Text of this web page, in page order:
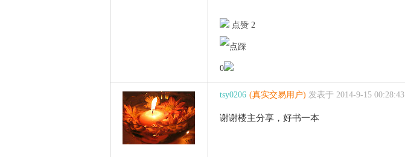
点赞 2
0
tsy0206 (真实交易用户) 发表于 2014-9-15 00:28:43
谢谢楼主分享，好书一本